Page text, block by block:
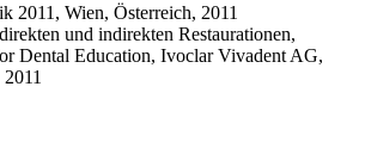
2011, Wien, Österreich, 2011
und indirekten Restaurationen,
Dental Education, Ivoclar Vivadent AG,